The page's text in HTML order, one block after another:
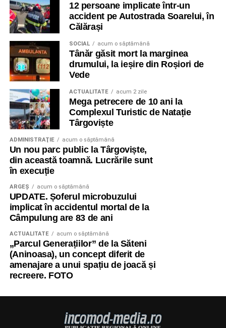
12 persoane implicate într-un
accident pe Autostrada Soarelui, în
Călărași
SOCIAL acum o săptămână
Tânăr găsit mort la marginea
drumului, la ieșire din Roșiori de
Vede
ACTUALITATE acum 2 zile
Mega petrecere de 10 ani la
Complexul Turistic de Natație
Târgoviște
ADMINISTRAŢIE acum o săptămână
Un nou parc public la Târgoviște,
din această toamnă. Lucrările sunt
în execuție
ARGEȘ acum o săptămână
UPDATE. Șoferul microbuzului
implicat în accidentul mortal de la
Câmpulung are 83 de ani
ACTUALITATE acum o săptămână
„Parcul Generațiilor” de la Săteni
(Aninoasa), un concept diferit de
amenajare a unui spațiu de joacă și
recreere. FOTO